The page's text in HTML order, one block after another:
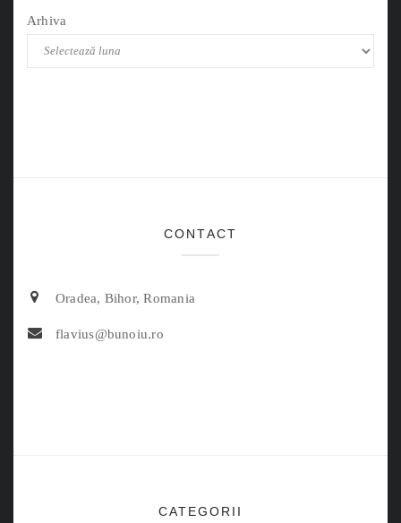
Arhiva
CONTACT
Oradea, Bihor, Romania
flavius@bunoiu.ro
CATEGORII